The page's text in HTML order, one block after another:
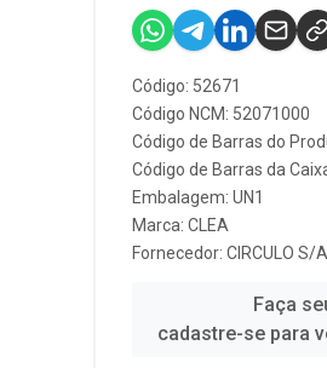
Código: 52671
Código NCM: 52071000
Código de Barras do
Código de Barras da
Embalagem: UN1
Marca: CLEA
Fornecedor: CIRCULO S/A
Faça
cadastre-se para